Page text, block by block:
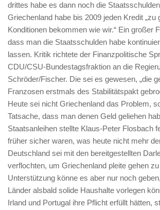
drittes habe es dann noch die
Griechenland habe bis 2009 jeden Kredit „zu
Konditionen bekommen wie wir.“ Ein großer
dass man die Staatsschulden habe
lassen. Kritik richtete der Finanzpolitische
CDU/CSU-Bundestagsfraktion an die
Schröder/Fischer. Die sei es gewesen, „die
Franzosen erstmals des Stabilitätspakt
Heute sei nicht Griechenland das Problem,
Tatsache, dass man denen Geld geliehen
Staatsanleihen stellte Klaus-Peter Flosbach
früher sicher waren, was heute nicht mehr
Deutschland sei mit den bereitgestellten
verflochten, um Griechenland pleite gehen
Unterstützung könne es aber nur noch
Länder alsbald solide Haushalte vorlegen
Irland und Portugal ihre Pflicht erfüllt hätten,